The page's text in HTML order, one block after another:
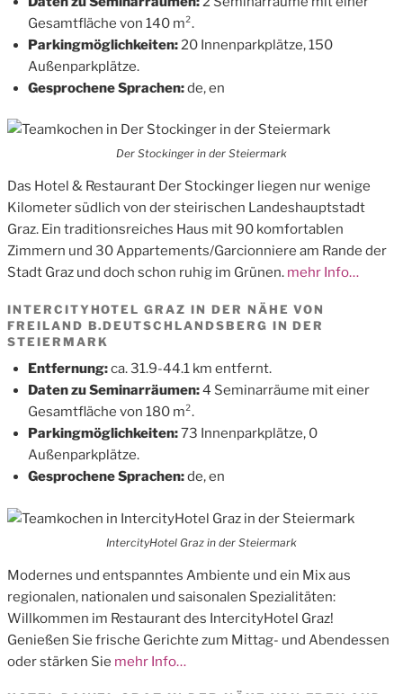
Gesamtfläche von 140 m².
Parkingmöglichkeiten: 20 Innenparkplätze, 150
Außenparkplätze.
Gesprochene Sprachen:de, en
Der Stockinger in der Steiermark
Das Hotel & Restaurant Der Stockinger liegen nur wenige
Kilometer südlich von der steirischen Landeshauptstadt
Graz. Ein traditionsreiches Haus mit 90 komfortablen
Zimmern und 30 Appartements/Garcionniere am Rande der
Stadt Graz und doch schon ruhig im Grünen. mehr Info…
INTERCITYHOTEL GRAZ IN DER NÄHE VON
FREILAND B.DEUTSCHLANDSBERG IN DER
STEIERMARK
Entfernung:ca. 31.9-44.1 km entfernt.
Daten zu Seminarräumen:4 Seminarräume mit einer
Gesamtfläche von 180 m².
Parkingmöglichkeiten:73 Innenparkplätze, 0
Außenparkplätze.
Gesprochene Sprachen:de, en
IntercityHotel Graz in der Steiermark
Modernes und entspanntes Ambiente und ein Mix aus
regionalen, nationalen und saisonalen Spezialitäten:
Willkommen im Restaurant des IntercityHotel Graz!
Genießen Sie frische Gerichte zum Mittag- und Abendessen
oder stärken Sie mehr Info…